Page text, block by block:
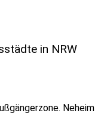
in NRW
Neheim